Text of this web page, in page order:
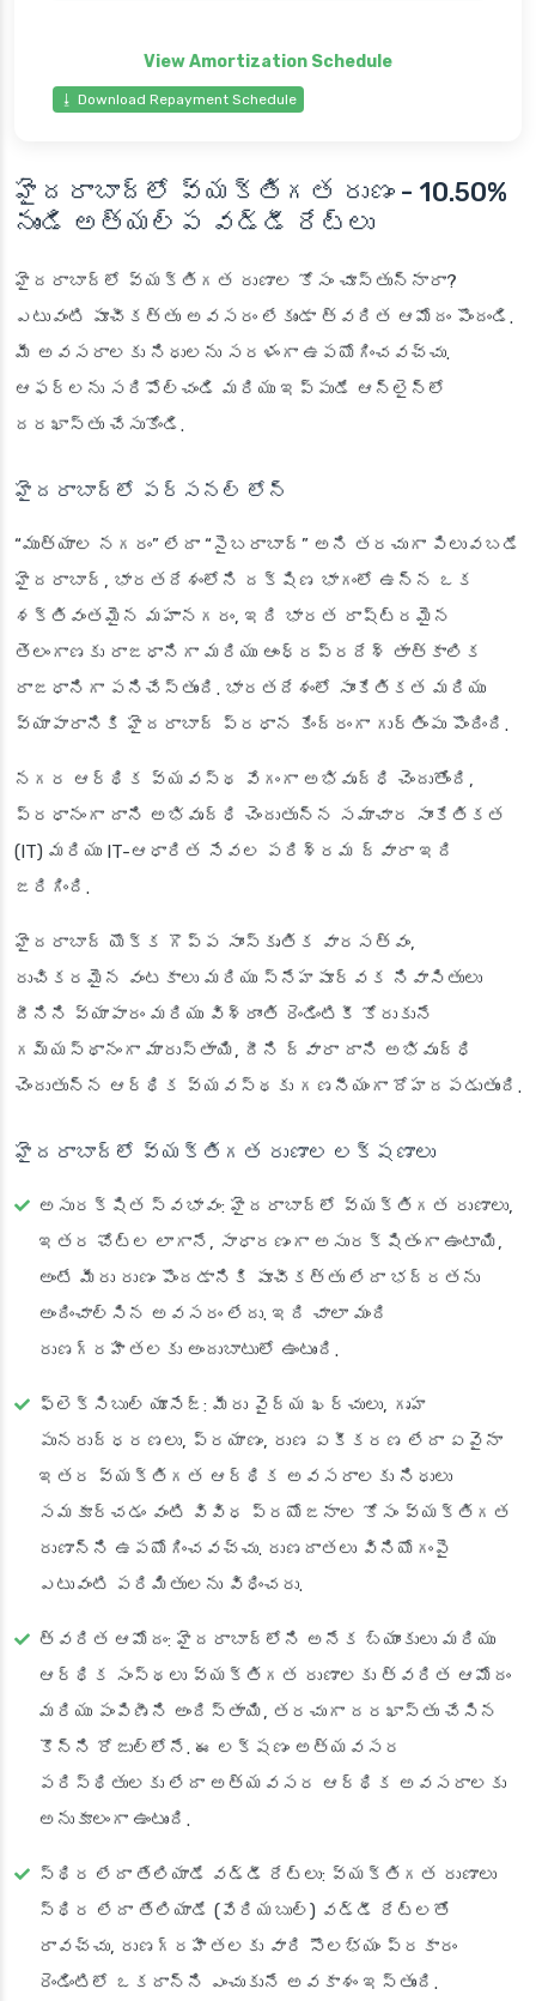
⭳ Download Repayment Schedule
హైదరాబాద్‌లో వ్యక్తిగత రుణం - 10.50%
నుండి అత్యల్ప వడ్డీ రేట్లు
హైదరాబాద్‌లో వ్యక్తిగత రుణాల కోసం చూస్తున్నారా?
ఎటువంటి పూచీకత్తు అవసరం లేకుండా త్వరిత ఆమోదం పొందండి.
మీ అవసరాలకు నిధులను సరళంగా ఉపయోగించవచ్చు.
ఆఫర్‌లను సరిపోల్చండి మరియు ఇప్పుడే ఆన్‌లైన్‌లో
దరఖాస్తు చేసుకోండి.
హైదరాబాద్‌లో పర్సనల్ లోన్
“ముత్యాల నగరం” లేదా “సైబరాబాద్” అని తరచుగా పిలువబడే
హైదరాబాద్, భారతదేశంలోని దక్షిణ భాగంలో ఉన్న ఒక
శక్తివంతమైన మహానగరం, ఇది భారత రాష్ట్రమైన
తెలంగాణకు రాజధానిగా మరియు ఆంధ్రప్రదేశ్ తాత్కాలిక
రాజధానిగా పనిచేస్తుంది. భారతదేశంలో సాంకేతికత మరియు
వ్యాపారానికి హైదరాబాద్ ప్రధాన కేంద్రంగా గుర్తింపు పొందింది.
నగర ఆర్థిక వ్యవస్థ వేగంగా అభివృద్ధి చెందుతోంది,
ప్రధానంగా దాని అభివృద్ధి చెందుతున్న సమాచార సాంకేతికత
(IT) మరియు IT-ఆధారిత సేవల పరిశ్రమ ద్వారా ఇది
జరిగింది.
హైదరాబాద్ యొక్క గొప్ప సాంస్కృతిక వారసత్వం,
రుచికరమైన వంటకాలు మరియు స్నేహపూర్వక నివాసితులు
దీనిని వ్యాపారం మరియు విశ్రాంతి రెండింటికీ కోరుకునే
గమ్యస్థానంగా మారుస్తాయి, దీని ద్వారా దాని అభివృద్ధి
చెందుతున్న ఆర్థిక వ్యవస్థకు గణనీయంగా దోహదపడుతుంది.
హైదరాబాద్‌లో వ్యక్తిగత రుణాల లక్షణాలు
అసురక్షిత స్వభావం: హైదరాబాద్‌లో వ్యక్తిగత రుణాలు,
ఇతర చోట్ల లాగానే, సాధారణంగా అసురక్షితంగా ఉంటాయి,
అంటే మీరు రుణం పొందడానికి పూచీకత్తు లేదా భద్రతను
అందించాల్సిన అవసరం లేదు. ఇది చాలా మంది
రుణగ్రహీతలకు అందుబాటులో ఉంటుంది.
ఫ్లెక్సిబుల్ యూసేజ్: మీరు వైద్య ఖర్చులు, గృహ
పునరుద్ధరణలు, ప్రయాణం, రుణ ఏకీకరణ లేదా ఏవైనా
ఇతర వ్యక్తిగత ఆర్థిక అవసరాలకు నిధులు
సమకూర్చడం వంటి వివిధ ప్రయోజనాల కోసం వ్యక్తిగత
రుణాన్ని ఉపయోగించవచ్చు. రుణదాతలు వినియోగంపై
ఎటువంటి పరిమితులను విధించరు.
త్వరిత ఆమోదం: హైదరాబాద్‌లోని అనేక బ్యాంకులు మరియు
ఆర్థిక సంస్థలు వ్యక్తిగత రుణాలకు త్వరిత ఆమోదం
మరియు పంపిణీని అందిస్తాయి, తరచుగా దరఖాస్తు చేసిన
కొన్ని రోజుల్లోనే. ఈ లక్షణం అత్యవసర
పరిస్థితులకు లేదా అత్యవసర ఆర్థిక అవసరాలకు
అనుకూలంగా ఉంటుంది.
స్థిర లేదా తేలియాడే వడ్డీ రేట్లు: వ్యక్తిగత రుణాలు
స్థిర లేదా తేలియాడే (వేరియబుల్) వడ్డీ రేట్లతో
రావచ్చు, రుణగ్రహీతలకు వారి సౌలభ్యం ప్రకారం
రెండింటిలో ఒకదాన్ని ఎంచుకునే అవకాశం ఇస్తుంది.